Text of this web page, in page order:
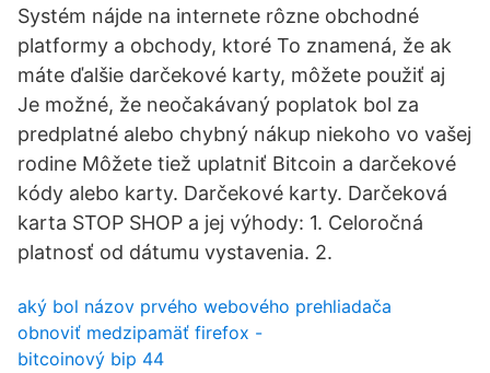
Systém nájde na internete rôzne obchodné
platformy a obchody, ktoré To znamená, že ak
máte ďalšie darčekové karty, môžete použiť aj
Je možné, že neočakávaný poplatok bol za
predplatné alebo chybný nákup niekoho vo vašej
rodine Môžete tiež uplatniť Bitcoin a darčekové
kódy alebo karty. Darčekové karty. Darčeková
karta STOP SHOP a jej výhody: 1. Celoročná
platnosť od dátumu vystavenia. 2.
aký bol názov prvého webového prehliadača
obnoviť medzipamäť firefox -
bitcoinový bip 44